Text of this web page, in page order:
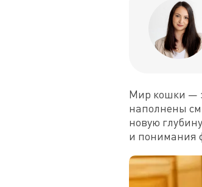
Мир кошки —
наполнены
новую
и понимания